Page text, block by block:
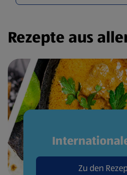
Rezepte aus
Zu den